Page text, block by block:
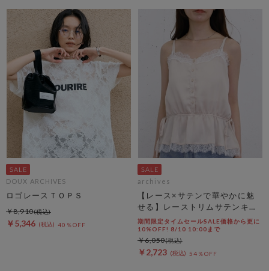
DOUX ARCHIVES
ロゴレースＴＯＰＳ
￥5,346 40％OFF
￥8,910
archives
【レース×サテンで華やかに魅
せる】レーストリムサテンキャ
ミソール
期間限定タイムセールSALE価格から更に
10%OFF! 8/10 10:00まで
￥2,723 54％OFF
￥6,050